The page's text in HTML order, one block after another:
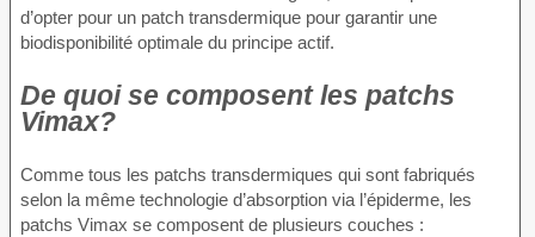
d’opter pour un patch transdermique pour garantir une
biodisponibilité optimale du principe actif.
De quoi se composent les patchs
Vimax?
Comme tous les patchs transdermiques qui sont fabriqués
selon la même technologie d’absorption via l’épiderme, les
patchs Vimax se composent de plusieurs couches :